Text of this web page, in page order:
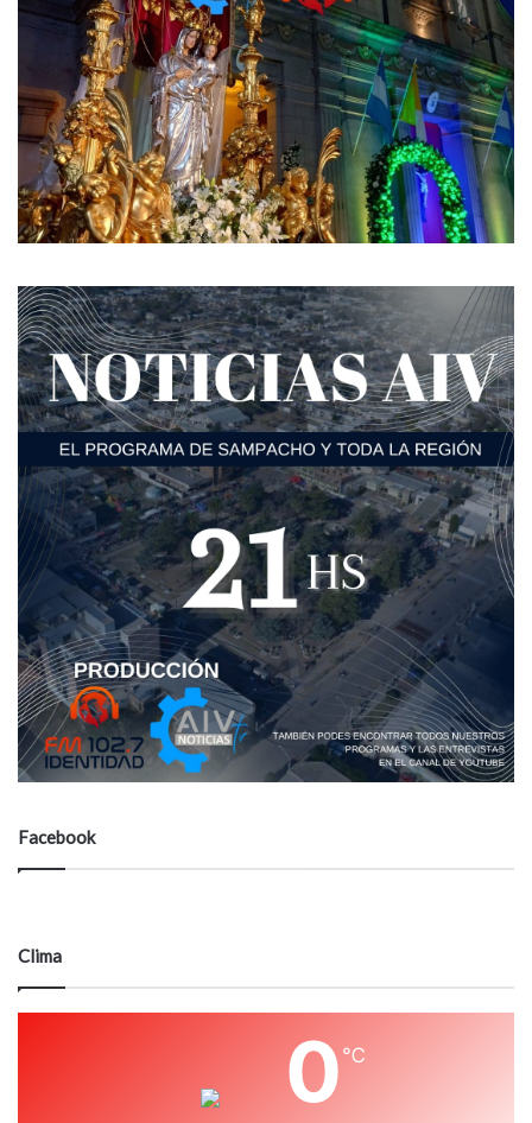
Facebook
Clima
0 ℃